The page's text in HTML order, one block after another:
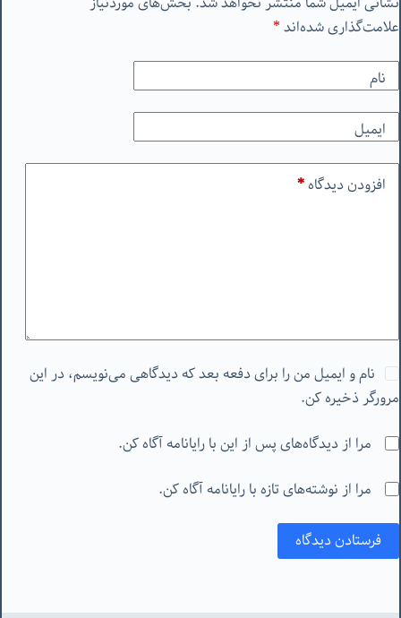
علامت‌گذاری شده‌اند*
نام
ایمیل
افزودن دیدگاه*
نام و ایمیل من را برای دفعه بعد که دیدگاهی می‌نویسم، در این
مرورگر ذخیره کن.
مرا از دیدگاه‌های پس از این با رایانامه آگاه کن.
مرا از نوشته‌های تازه با رایانامه آگاه کن.
فرستادن دیدگاه